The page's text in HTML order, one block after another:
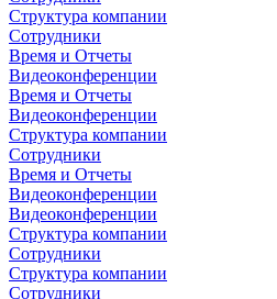
Структура компании
Сотрудники
Время и Отчеты
Видеоконференции
Время и Отчеты
Видеоконференции
Структура компании
Сотрудники
Время и Отчеты
Видеоконференции
Видеоконференции
Структура компании
Сотрудники
Структура компании
Сотрудники